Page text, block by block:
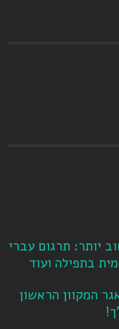
יותר: תרגום עברי
בתפילה ועוד
המקוון הראשון